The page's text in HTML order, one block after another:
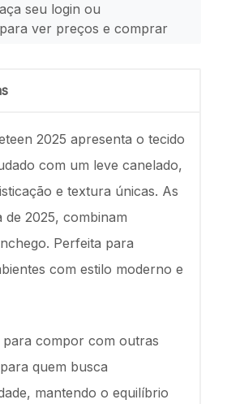
seu login ou
ver preços e comprar
2025 apresenta o tecido
com um leve canelado,
e textura únicas. As
de 2025, combinam
Perfeita para
com estilo moderno e
para compor com outras
quem busca
mantendo o equilíbrio